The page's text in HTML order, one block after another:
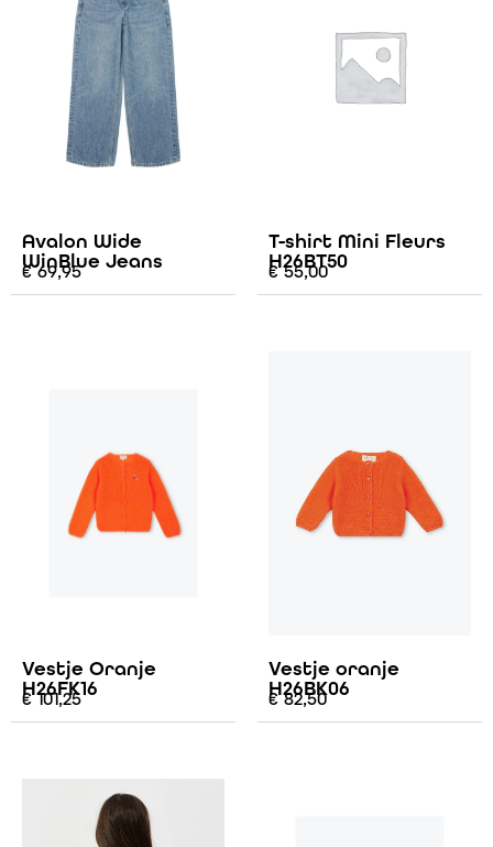
Avalon Wide
WinBlue Jeans
€69,95
T-shirt Mini Fleurs
H26BT50
€55,00
Vestje Oranje
H26FK16
€101,25
Vestje oranje
H26BK06
€82,50